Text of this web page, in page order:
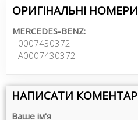
ОРИГІНАЛЬНІ НОМЕРИ
MERCEDES-BENZ:
0007430372
A0007430372
НАПИСАТИ КОМЕНТАР
Ваше ім'я